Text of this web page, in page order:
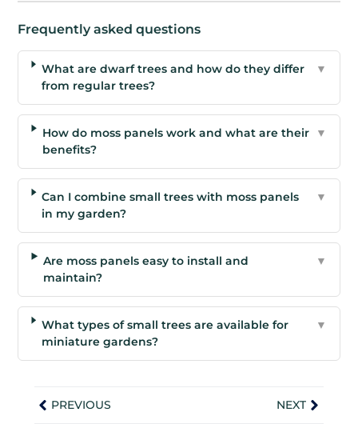
Frequently asked questions
What are dwarf trees and how do they differ
from regular trees?
▼
How do moss panels work and what are their
benefits?
▼
Can I combine small trees with moss panels
in my garden?
▼
Are moss panels easy to install and
maintain?
▼
What types of small trees are available for
miniature gardens?
▼
PREVIOUS NEXT